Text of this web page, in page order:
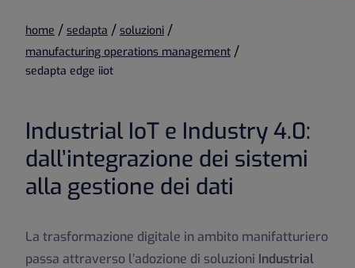
home / sedapta / soluzioni /
manufacturing operations management /
sedapta edge iiot
Industrial IoT e Industry 4.0:
dall’integrazione dei sistemi
alla gestione dei dati
La trasformazione digitale in ambito manifatturiero
passa attraverso l’adozione di soluzioni Industrial